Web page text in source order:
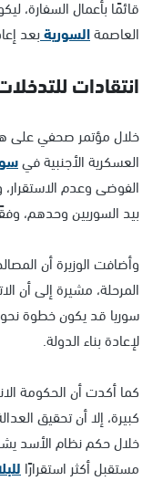
قائمًا بأعمال السفارة،
العاصمةالسوريةبعد
انتقادات
خلال مؤتمر صحفي على
العسكرية الأجنبية في
الفوضى وعدم
بيد السوريين وحدهم،
وأضافت الوزيرة أن
المرحلة، مشيرة إلى أن
سوريا قد يكون خطوة
لإعادة بناء الدولة.
كما أكدت أن الحكومة
كبيرة، إلا أن تحقيق
خلال حكم نظام الأسد
مستقبل أكثر استقرارًا